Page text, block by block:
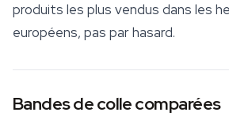
produits les plus vendus dans les
européens, pas par hasard.
Bandes de colle comparées